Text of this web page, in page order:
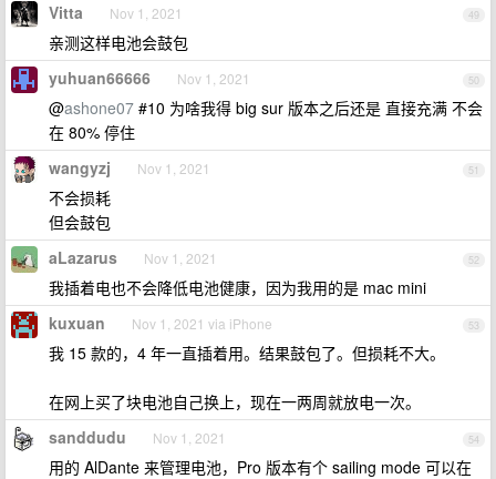
49
Vitta Nov 1, 2021
亲测这样电池会鼓包
50
yuhuan66666 Nov 1, 2021
@ashone07 #10 为啥我得 big sur 版本之后还是 直接充满 不会
在 80% 停住
51
wangyzj Nov 1, 2021
不会损耗
但会鼓包
52
aLazarus Nov 1, 2021
我插着电也不会降低电池健康，因为我用的是 mac mini
53
kuxuan Nov 1, 2021 via iPhone
我 15 款的，4 年一直插着用。结果鼓包了。但损耗不大。
在网上买了块电池自己换上，现在一两周就放电一次。
54
sanddudu Nov 1, 2021
用的 AlDante 来管理电池，Pro 版本有个 sailing mode 可以在